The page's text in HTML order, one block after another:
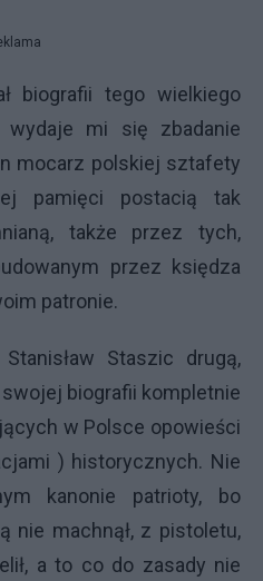
biografii tego wielkiego
wydaje mi się zbadanie
mocarz polskiej sztafety
pamięci postacią tak
także przez tych,
przez księdza
patronie.
Staszic drugą,
biografii kompletnie
w Polsce opowieści
) historycznych. Nie
kanonie patrioty, bo
nie machnął, z pistoletu,
a to co do zasady nie